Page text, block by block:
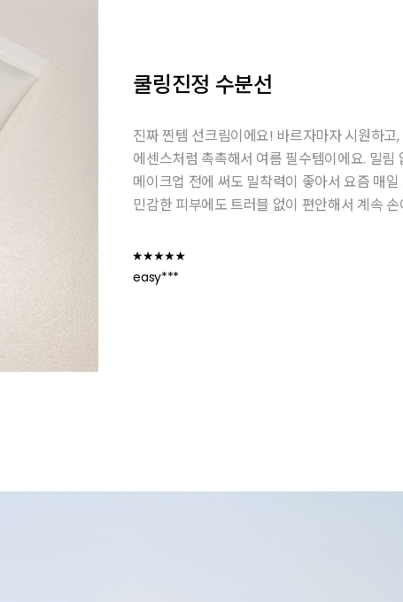
쿨링진정 수분선
진짜 찐템 선크림이에요! 바르자마자 시원하고,
에센스처럼 촉촉해서 여름 필수템이에요. 밀림
메이크업 전에 써도 밀착력이 좋아서 요즘 매
민감한 피부에도 트러블 없이 편안해서 계속
easy***